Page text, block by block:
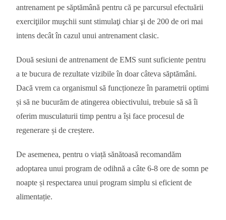
antrenament pe săptămână pentru că pe parcursul efectuării
exerciţiilor muşchii sunt stimulaţi chiar şi de 200 de ori mai
intens decât în cazul unui antrenament clasic.
Două sesiuni de antrenament de EMS sunt suficiente pentru
a te bucura de rezultate vizibile în doar câteva săptămâni.
Dacă vrem ca organismul să funcționeze în parametrii optimi
și să ne bucurăm de atingerea obiectivului, trebuie să să îi
oferim musculaturii timp pentru a își face procesul de
regenerare și de creștere.
De asemenea, pentru o viață sănătoasă recomandăm
adoptarea unui program de odihnă a câte 6-8 ore de somn pe
noapte și respectarea unui program simplu si eficient de
alimentație.